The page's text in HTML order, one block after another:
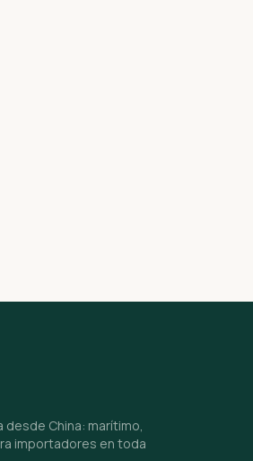
desde China: marítimo,
importadores en toda